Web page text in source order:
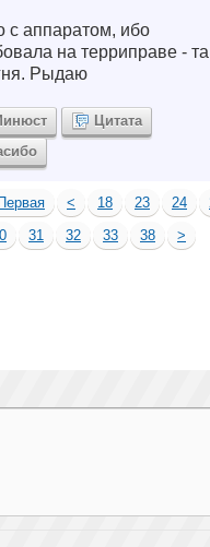
с аппаратом, ибо
на терриправе -
Рыдаю
Цитата
Первая < 18 23 24
31 32 33 38
>